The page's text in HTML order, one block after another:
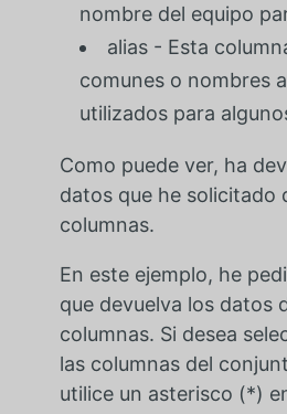
nombre del equipo
alias - Esta
comunes o nombres
utilizados para
Como puede ver, ha
datos que he solicitado
columnas.
En este ejemplo, he
que devuelva los datos
columnas. Si desea
las columnas del
utilice un asterisco (*)